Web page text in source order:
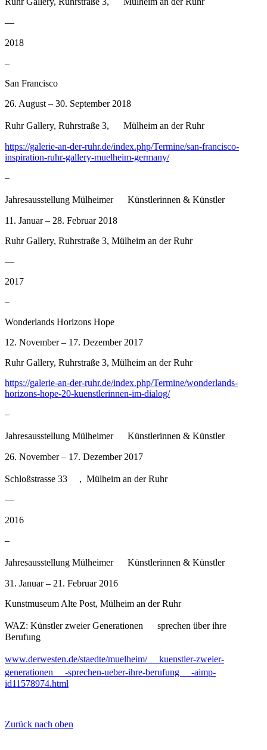
––
2018
–
San Francisco
26. August – 30. September 2018
Ruhr Gallery, Ruhrstraße 3, Mülheim an der Ruhr
https://galerie-an-der-ruhr.de/index.php/Termine/san-francisco-
inspiration-ruhr-gallery-muelheim-germany/
–
Jahresausstellung Mülheimer Künstlerinnen & Künstler
11. Januar – 28. Februar 2018
Ruhr Gallery, Ruhrstraße 3, Mülheim an der Ruhr
––
2017
–
Wonderlands Horizons Hope
12. November – 17. Dezember 2017
Ruhr Gallery, Ruhrstraße 3, Mülheim an der Ruhr
https://galerie-an-der-ruhr.de/index.php/Termine/wonderlands-
horizons-hope-20-kuenstlerinnen-im-dialog/
–
Jahresausstellung Mülheimer Künstlerinnen & Künstler
26. November – 17. Dezember 2017
Schloßstrasse 33 , Mülheim an der Ruhr
––
2016
–
Jahresausstellung Mülheimer Künstlerinnen & Künstler
31. Januar – 21. Februar 2016
Kunstmuseum Alte Post, Mülheim an der Ruhr
WAZ: Künstler zweier Generationen sprechen über ihre
Berufung
www.derwesten.de/staedte/muelheim/ kuenstler-zweier-
generationen -sprechen-ueber-ihre-berufung -aimp-
id11578974.html
Zurück nach oben